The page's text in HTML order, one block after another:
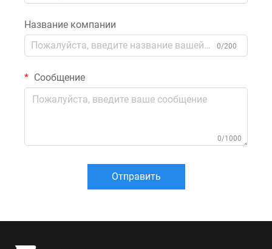
Название компании
0/200
Сообщение
0/1000
Отправить